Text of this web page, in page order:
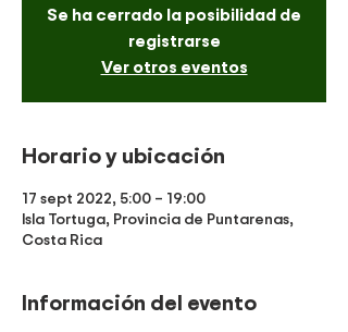
Se ha cerrado la posibilidad de
registrarse
Ver otros eventos
Horario y ubicación
17 sept 2022, 5:00 – 19:00
Isla Tortuga, Provincia de Puntarenas,
Costa Rica
Información del evento